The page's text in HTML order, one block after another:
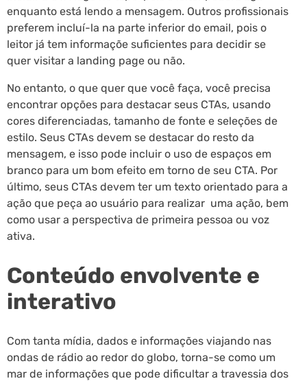
enquanto está lendo a mensagem. Outros profissionais
preferem incluí-la na parte inferior do email, pois o
leitor já tem informaçõe suficientes para decidir se
quer visitar a landing page ou não.
No entanto, o que quer que você faça, você precisa
encontrar opções para destacar seus CTAs, usando
cores diferenciadas, tamanho de fonte e seleções de
estilo. Seus CTAs devem se destacar do resto da
mensagem, e isso pode incluir o uso de espaços em
branco para um bom efeito em torno de seu CTA. Por
último, seus CTAs devem ter um texto orientado para a
ação que peça ao usuário para realizar uma ação, bem
como usar a perspectiva de primeira pessoa ou voz
ativa.
Conteúdo envolvente e
interativo
Com tanta mídia, dados e informações viajando nas
ondas de rádio ao redor do globo, torna-se como um
mar de informações que pode dificultar a travessia dos